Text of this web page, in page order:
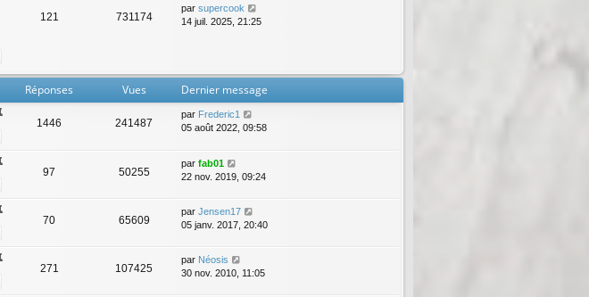
121 731174
par supercook
14 juil. 2025, 21:25
Réponses Vues Dernier message
1446 241487
par Frederic1
05 août 2022, 09:58
97 50255
par fab01
22 nov. 2019, 09:24
70 65609
par Jensen17
05 janv. 2017, 20:40
271 107425
par Néosis
30 nov. 2010, 11:05